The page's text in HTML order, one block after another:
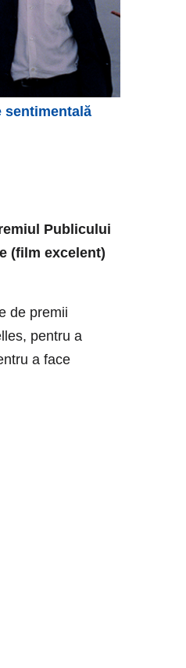
sentimentală
Publicului
(film excelent)
de premii
pentru a
a face